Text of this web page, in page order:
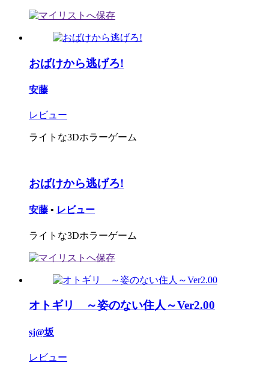
おばけから逃げろ!
安藤
レビュー
ライトな3Dホラーゲーム
おばけから逃げろ!
安藤 • レビュー
ライトな3Dホラーゲーム
オトギリ ～姿のない住人～Ver2.00
sj@坂
レビュー